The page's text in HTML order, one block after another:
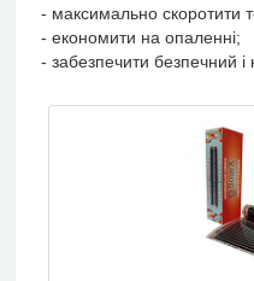
- максимально скоротити
- економити на опаленні;
- забезпечити безпечний і